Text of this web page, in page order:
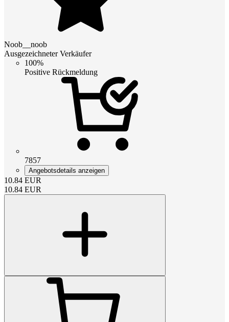
Noob__noob
Ausgezeichneter Verkäufer
100%
Positive Rückmeldung
7857
Angebotsdetails anzeigen
10.84 EUR
10.84 EUR